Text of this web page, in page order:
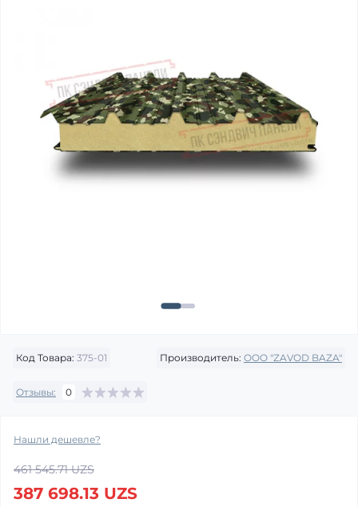
Код Товара: 375-01 Производитель: OOO "ZAVOD BAZA"
Отзывы: 0
Нашли дешевле?
461 545.71 UZS
387 698.13 UZS